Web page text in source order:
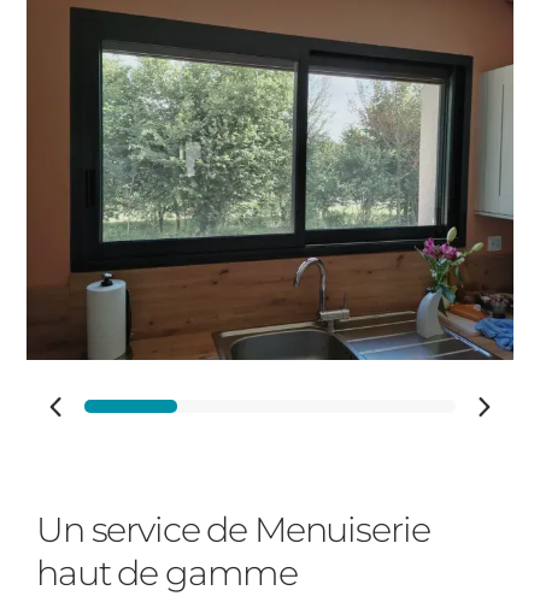
Adresse des travaux
Code Postal des travaux
Un service de Menuiserie
haut de gamme